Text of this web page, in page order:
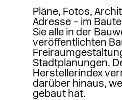
Pläne, Fotos,
Adresse – im
Sie alle in der
veröffentlichten
Stadtplanungen.
Herstellerindex
darüber hinaus,
gebaut hat.